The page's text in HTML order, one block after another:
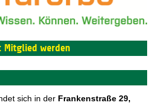
Mitglied werden
sich in der Frankenstraße 29,